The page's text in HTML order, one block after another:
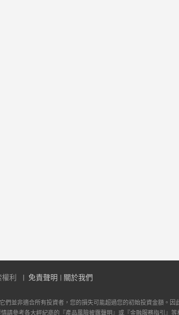
利 免責聲明 | 關於我們
並非適合所有投資者，您的損失可能超過您的初始投資金額。
請參考各大經紀商的『產品風險披露聲明』或『金融服務指引』等